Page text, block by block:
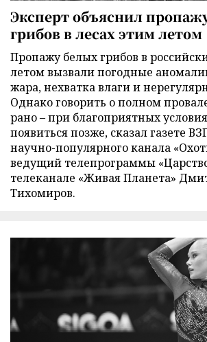
Эксперт объяснил
грибов в лесах этим летом
Пропажу белых грибов в
летом вызвали погодные
жара, нехватка влаги и
Однако говорить о полном
рано – при благоприятных
появиться позже, сказал газете
научно-популярного канала
ведущий телепрограммы
телеканале «Живая Планета»
Тихомиров.